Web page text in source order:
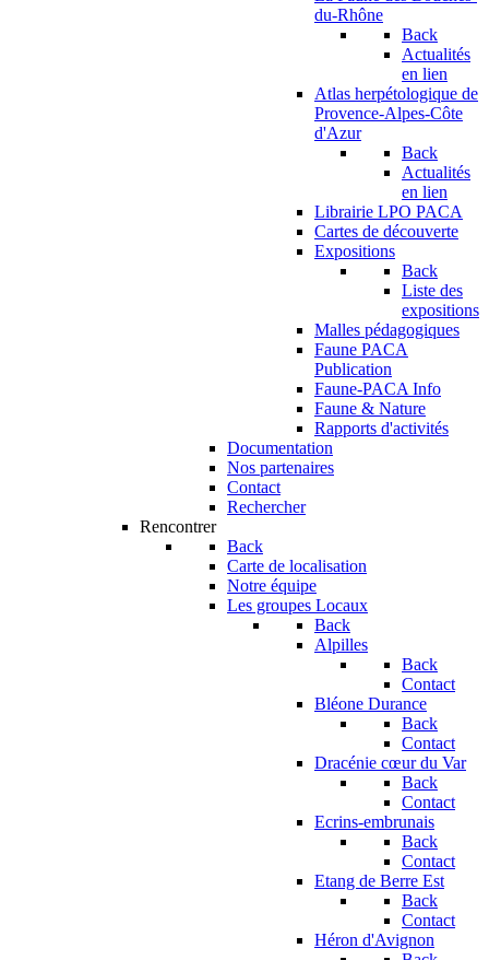
du-Rhône
Back
Actualités
en lien
Atlas herpétologique de
Provence-Alpes-Côte
d'Azur
Back
Actualités
en lien
Librairie LPO PACA
Cartes de découverte
Expositions
Back
Liste des
expositions
Malles pédagogiques
Faune PACA
Publication
Faune-PACA Info
Faune & Nature
Rapports d'activités
Documentation
Nos partenaires
Contact
Rechercher
Rencontrer
Back
Carte de localisation
Notre équipe
Les groupes Locaux
Back
Alpilles
Back
Contact
Bléone Durance
Back
Contact
Dracénie cœur du Var
Back
Contact
Ecrins-embrunais
Back
Contact
Etang de Berre Est
Back
Contact
Héron d'Avignon